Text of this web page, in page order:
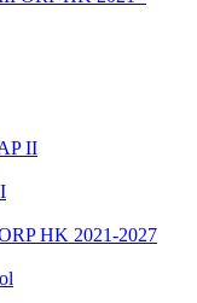
II
HK 2021-2027